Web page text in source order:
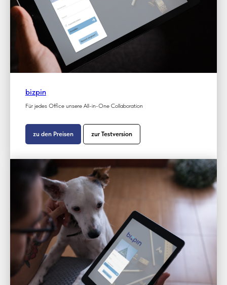
bizpin
Für jedes Office unsere All-in-One Collaboration
zu den Preisen zur Testversion